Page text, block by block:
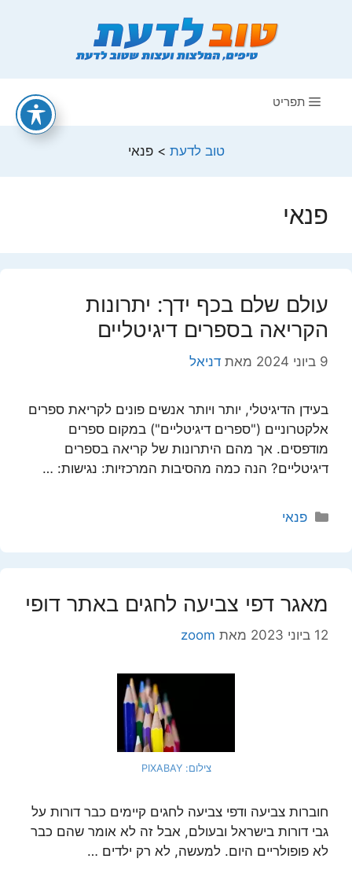
תפריט
טוב לדעת >פנאי
פנאי
עולם שלם בכף ידך: יתרונות
הקריאה בספרים דיגיטליים
9 ביוני 2024 מאת דניאל
בעידן הדיגיטלי, יותר ויותר אנשים פונים לקריאת ספרים
אלקטרוניים ("ספרים דיגיטליים") במקום ספרים
מודפסים. אך מהם היתרונות של קריאה בספרים
דיגיטליים? הנה כמה מהסיבות המרכזיות: נגישות: …
קטגוריות
פנאי
מאגר דפי צביעה לחגים באתר דופי
12 ביוני 2023 מאת zoom
צילום: PIXABAY
חוברות צביעה ודפי צביעה לחגים קיימים כבר דורות על
גבי דורות בישראל ובעולם, אבל זה לא אומר שהם כבר
לא פופולריים היום. למעשה, לא רק ילדים …